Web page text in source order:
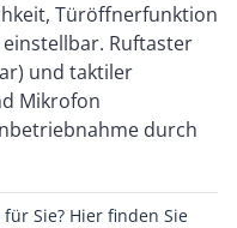
Türöffnerfunktion
Ruftaster
und taktiler
Mikrofon
durch
Sie? Hier finden Sie